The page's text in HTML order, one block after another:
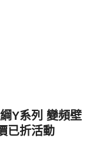
Y系列 變頻壁
已折活動